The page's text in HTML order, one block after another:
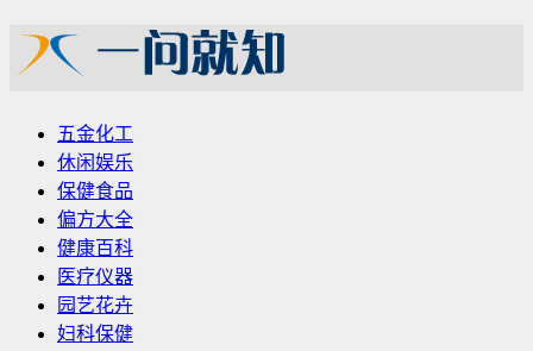
五金化工
休闲娱乐
保健食品
偏方大全
健康百科
医疗仪器
园艺花卉
妇科保健